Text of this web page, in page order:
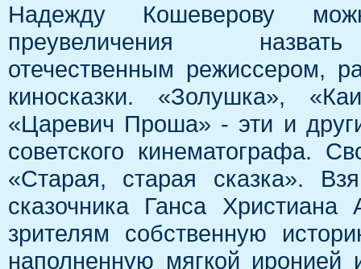
Надежду Кошеверову
преувеличения
отечественным режиссером,
киносказки. «Золушка»,
«Царевич Проша» - эти и
советского кинематографа.
«Старая, старая сказка».
сказочника Ганса Христиана
зрителям собственную
наполненную мягкой иронией